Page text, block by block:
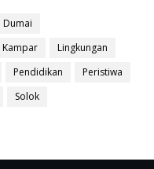
Dumai
Kampar
Lingkungan
Pendidikan
Peristiwa
Solok